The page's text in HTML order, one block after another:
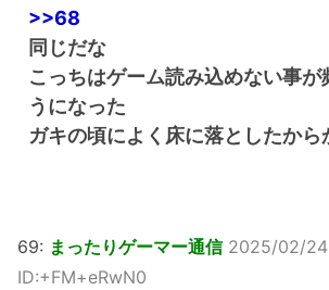
>>68
同じだな
こっちはゲーム読み込めない事が
うになった
ガキの頃によく床に落としたから
69: まったりゲーマー通信 2025/02/
ID:+FM+eRwN0